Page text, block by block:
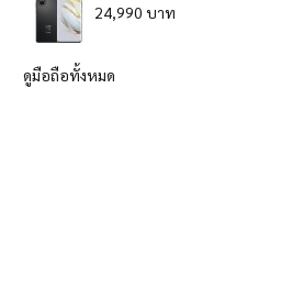
24,990 บาท
ดูมือถือทั้งหมด